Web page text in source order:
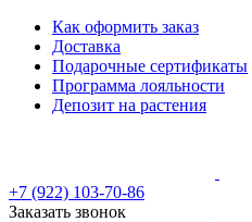
Как оформить заказ
Доставка
Подарочные сертификаты
Программа лояльности
Депозит на растения
+7 (922) 103-70-86
Заказать звонок